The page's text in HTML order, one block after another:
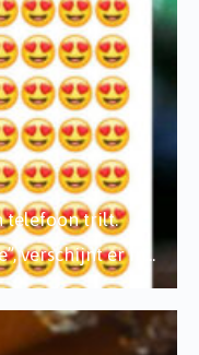
telefoon trilt.
verschijnt er in
...